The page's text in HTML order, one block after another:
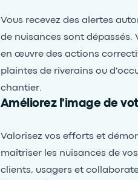
Vous recevez des alertes
de nuisances sont dépassés.
en œuvre des actions
plaintes de riverains ou
chantier.
Améliorez l'image de
Valorisez vos efforts et
maîtriser les nuisances de
clients, usagers et